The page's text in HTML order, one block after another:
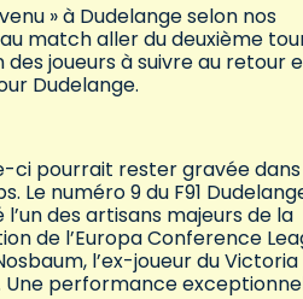
» à Dudelange selon nos
match aller du deuxième
joueurs à suivre au retour
Dudelange.
ci pourrait rester gravée
Le numéro 9 du F91
des artisans majeurs de la
de l’Europa Conference
l’ex-joueur du Victoria
performance